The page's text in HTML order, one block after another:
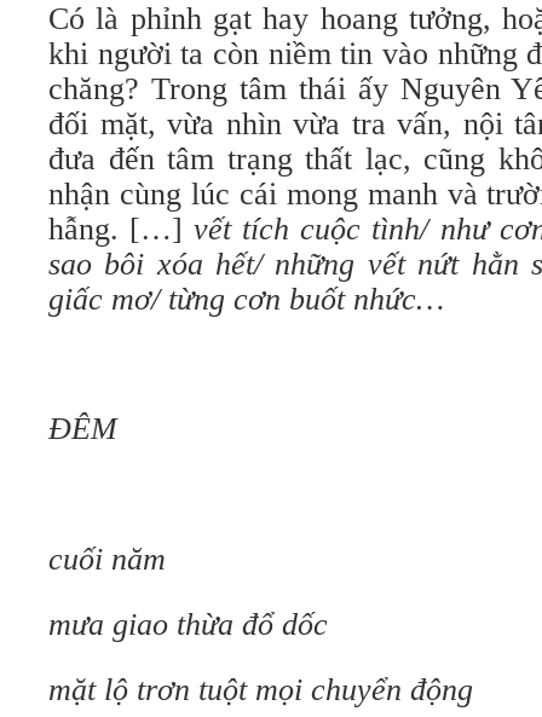
Có là phỉnh gạt hay hoang tưởng,
khi người ta còn niềm tin vào những
chăng? Trong tâm thái ấy Nguyên
đối mặt, vừa nhìn vừa tra vấn, nội
đưa đến tâm trạng thất lạc, cũng
nhận cùng lúc cái mong manh và
hẫng. […]vết tích cuộc tình/ như
sao bôi xóa hết/ những vết nứt hằn
giấc mơ/ từng cơn buốt nhức…
ĐÊM
cuối năm
mưa giao thừa đổ dốc
mặt lộ trơn tuột mọi chuyển động